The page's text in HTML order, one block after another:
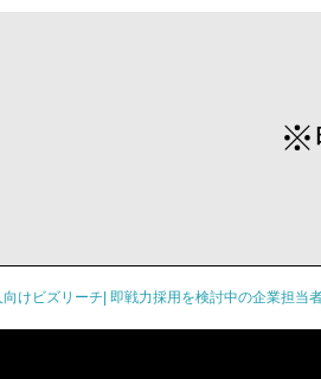
向けビズリーチ| 即戦力採用を検討中の企業担当
※